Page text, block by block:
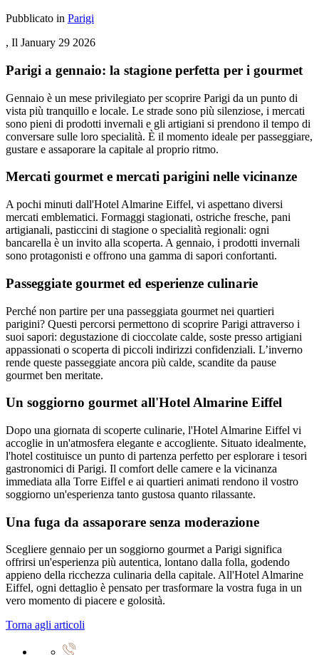
Pubblicato in Parigi
, Il January 29 2026
Parigi a gennaio: la stagione perfetta per i gourmet
Gennaio è un mese privilegiato per scoprire Parigi da un punto di
vista più tranquillo e locale. Le strade sono più silenziose, i mercati
sono pieni di prodotti invernali e gli artigiani si prendono il tempo di
conversare sulle loro specialità. È il momento ideale per passeggiare,
gustare e assaporare la capitale al proprio ritmo.
Mercati gourmet e mercati parigini nelle vicinanze
A pochi minuti dall'Hotel Almarine Eiffel, vi aspettano diversi
mercati emblematici. Formaggi stagionati, ostriche fresche, pani
artigianali, pasticcini di stagione o specialità regionali: ogni
bancarella è un invito alla scoperta. A gennaio, i prodotti invernali
sono protagonisti e offrono una gamma di sapori confortanti.
Passeggiate gourmet ed esperienze culinarie
Perché non partire per una passeggiata gourmet nei quartieri
parigini? Questi percorsi permettono di scoprire Parigi attraverso i
suoi sapori: degustazione di cioccolate calde, soste presso artigiani
appassionati o scoperta di piccoli indirizzi confidenziali. L’inverno
rende queste passeggiate ancora più calde, scandite da pause
gourmet ben meritate.
Un soggiorno gourmet all'Hotel Almarine Eiffel
Dopo una giornata di scoperte culinarie, l'Hotel Almarine Eiffel vi
accoglie in un'atmosfera elegante e accogliente. Situato idealmente,
l'hotel costituisce un punto di partenza perfetto per esplorare i tesori
gastronomici di Parigi. Il comfort delle camere e la vicinanza
immediata alla Torre Eiffel e ai quartieri animati rendono il vostro
soggiorno un'esperienza tanto gustosa quanto rilassante.
Una fuga da assaporare senza moderazione
Scegliere gennaio per un soggiorno gourmet a Parigi significa
offrirsi un'esperienza più autentica, lontano dalla folla, godendo
appieno della ricchezza culinaria della capitale. All'Hotel Almarine
Eiffel, ogni dettaglio è pensato per trasformare la vostra fuga in un
vero momento di piacere e golosità.
Torna agli articoli